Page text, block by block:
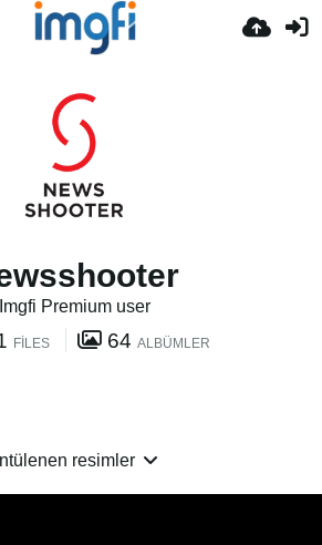
Imgfi Premium user
FILES 64 ALBÜMLER
resimler